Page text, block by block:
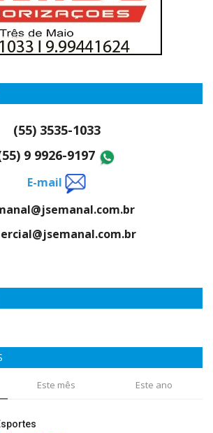
(55) 3535-1033
9 9926-9197
E-mail
Este mês Este ano